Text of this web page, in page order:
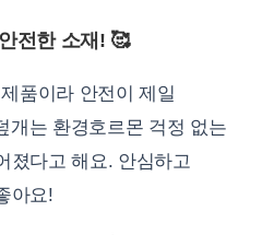
전한 소재! 🥰
품이라 안전이 제일
개는 환경호르몬 걱정 없는
졌다고 해요. 안심하고
아요!